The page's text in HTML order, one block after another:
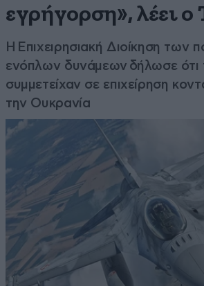
εγρήγορση», λέει ο
Η Επιχειρησιακή Διοίκηση των
ενόπλων δυνάμεων δήλωσε ότι
συμμετείχαν σε επιχείρηση
την Ουκρανία